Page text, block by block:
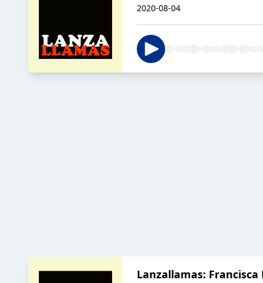
2020-08-04
Lanzallamas: